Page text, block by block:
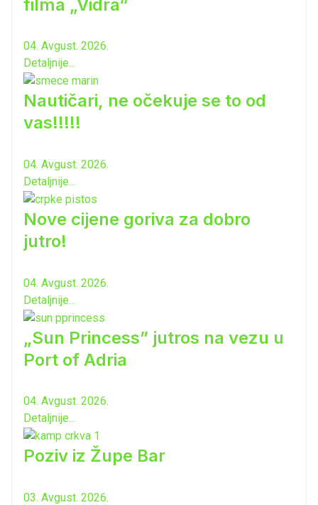
filma „Vidra“
04. Avgust. 2026.
Detaljnije...
Nautičari, ne očekuje se to od
vas!!!!!
04. Avgust. 2026.
Detaljnije...
Nove cijene goriva za dobro
jutro!
04. Avgust. 2026.
Detaljnije...
„Sun Princess” jutros na vezu u
Port of Adria
04. Avgust. 2026.
Detaljnije...
Poziv iz Župe Bar
03. Avgust. 2026.